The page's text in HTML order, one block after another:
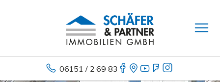
06151 / 2 69 83